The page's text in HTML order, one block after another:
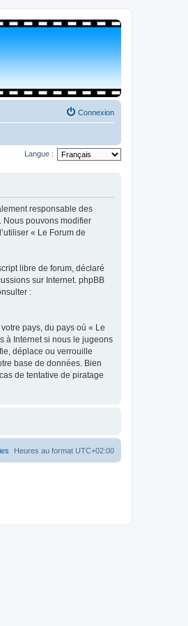
Connexion
Langue :
responsable des
Nous pouvons modifier
« Le Forum de
libre de forum, déclaré
sur Internet. phpBB
:
pays, du pays où « Le
à Internet si nous le jugeons
déplace ou verrouille
base de données. Bien
de tentative de piratage
Heures au format UTC+02:00